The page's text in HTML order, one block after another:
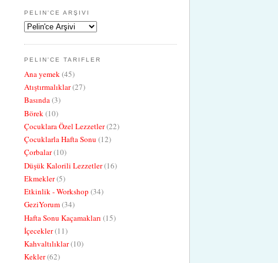
PELIN'CE ARŞIVI
PELIN'CE TARIFLER
Ana yemek(45)
Atıştırmalıklar(27)
Basında(3)
Börek(10)
Çocuklara Özel Lezzetler(22)
Çocuklarla Hafta Sonu (12)
Çorbalar(10)
Düşük Kalorili Lezzetler(16)
Ekmekler(5)
Etkinlik - Workshop (34)
GeziYorum(34)
Hafta Sonu Kaçamakları (15)
İçecekler(11)
Kahvaltılıklar(10)
Kekler(62)